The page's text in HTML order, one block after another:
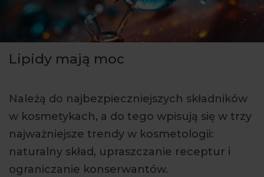
MAGAZYN
O NAS
PRENUMERATA
WYDARZENIA
Lipidy mają moc
Należą do najbezpieczniejszych składników
w kosmetykach, a do tego wpisują się w trzy
najważniejsze trendy w kosmetologii:
naturalny skład, upraszczanie receptur i
ograniczanie konserwantów.